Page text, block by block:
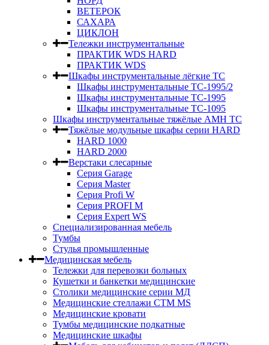
ВЕТЕРОК
САХАРА
ЦИКЛОН
Тележки инструментальные
ПРАКТИК WDS HARD
ПРАКТИК WDS
Шкафы инструментальные лёгкие ТС
Шкафы инструментальные ТС-1995/2
Шкафы инструментальные TC-1995
Шкафы инструментальные TC-1095
Шкафы инструментальные тяжёлые AMH TC
Тяжёлые модульные шкафы серии HARD
HARD 1000
HARD 2000
Верстаки слесарные
Серия Garage
Серия Master
Серия Profi W
Серия PROFI M
Серия Expert WS
Специализированная мебель
Тумбы
Стулья промышленные
Медицинская мебель
Тележки для перевозки больных
Кушетки и банкетки медицинские
Столики медицинские серии МД
Медицинские стеллажи СТМ MS
Медицинские кровати
Тумбы медицинские подкатные
Медицинские шкафы